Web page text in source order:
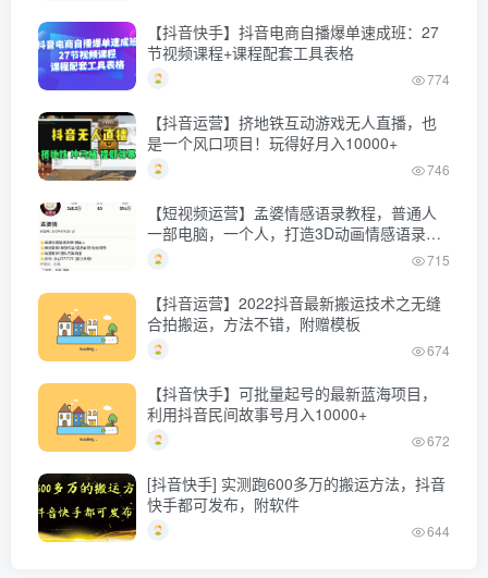
【抖音快手】抖音电商自播爆单速成班：27
节视频课程+课程配套工具表格
774
【抖音运营】挤地铁互动游戏无人直播，也
是一个风口项目！玩得好月入10000+
746
【短视频运营】孟婆情感语录教程，普通人
一部电脑，一个人，打造3D动画情感语录账
号
715
【抖音运营】2022抖音最新搬运技术之无缝
合拍搬运，方法不错，附赠模板
674
【抖音快手】可批量起号的最新蓝海项目，
利用抖音民间故事号月入10000+
672
[抖音快手] 实测跑600多万的搬运方法，抖音
快手都可发布，附软件
644